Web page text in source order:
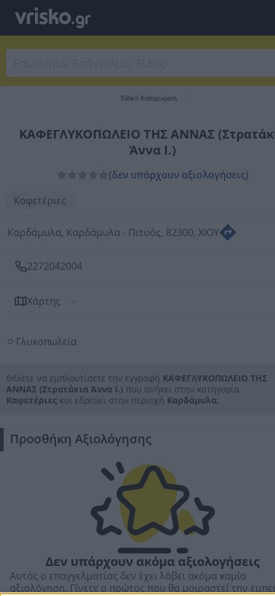
Ειδική Καταχώριση
ΚΑΦΕΓΛΥΚΟΠΩΛΕΙΟ ΤΗΣ ΑΝΝΑΣ
Άννα Ι.)
(δεν υπάρχουν αξιολογήσεις)
Καφετέριες
Καρδάμυλα, Καρδάμυλα - Πιτυός, 82300, ΧΙΟΥ
2272042004
Χάρτης
Γλυκοπωλεία
Θέλετε να εμπλουτίσετε την εγγραφή ΚΑΦΕΓΛΥΚΟΠΩΛΕΙΟ ΤΗΣ
ΑΝΝΑΣ (Στρατάκια Άννα Ι.) που ανήκει στην κατηγορία
Καφετέριες και εδρεύει στην περιοχή Καρδάμυλα;
Προσθήκη Αξιολόγησης
Δεν υπάρχουν ακόμα αξιολογήσεις
Αυτός ο επαγγελματίας δεν έχει λάβει ακόμα καμία
αξιολόγηση. Γίνετε ο πρώτος που θα μοιραστεί την